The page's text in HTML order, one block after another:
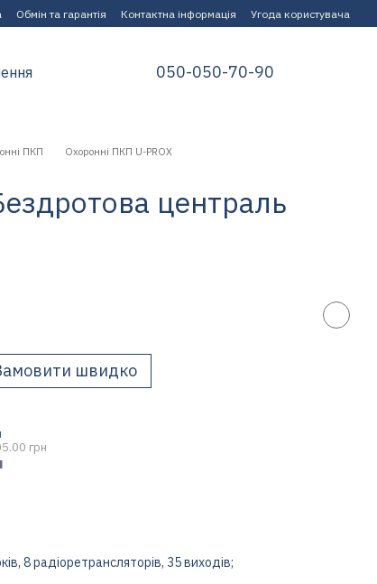
Обмін та гарантія Контактна інформація Угода користувача
050-050-70-90
ПКП
Охоронні ПКП U-PROX
централь
швидко
грн
8 радіоретрансляторів, 35 виходів;